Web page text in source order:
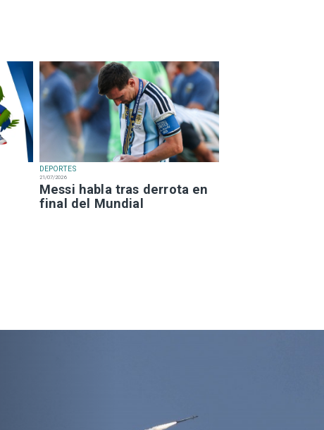
DEPORTES
21/07/2026
Messi habla tras derrota en
final del Mundial